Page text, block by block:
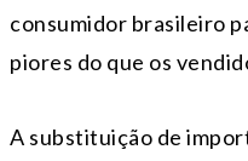
consumidor brasileiro
piores do que os
A substituição de